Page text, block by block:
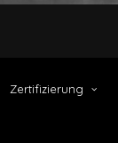
Zertifizierung